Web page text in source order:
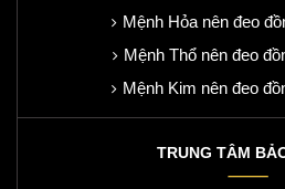
Mệnh Hỏa nên đeo
Mệnh Thổ nên đeo
Mệnh Kim nên đeo
TRUNG TÂM